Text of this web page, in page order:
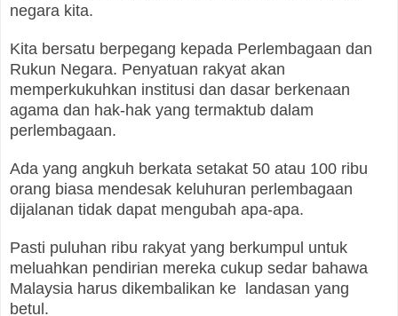
negara kita.
Kita bersatu berpegang kepada Perlembagaan dan
Rukun Negara. Penyatuan rakyat akan
memperkukuhkan institusi dan dasar berkenaan
agama dan hak-hak yang termaktub dalam
perlembagaan.
Ada yang angkuh berkata setakat 50 atau 100 ribu
orang biasa mendesak keluhuran perlembagaan
dijalanan tidak dapat mengubah apa-apa.
Pasti puluhan ribu rakyat yang berkumpul untuk
meluahkan pendirian mereka cukup sedar bahawa
Malaysia harus dikembalikan ke landasan yang
betul.